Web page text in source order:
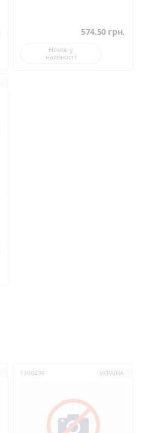
574.50 грн.
Немає у
наявності
1300436 УКРАЇНА